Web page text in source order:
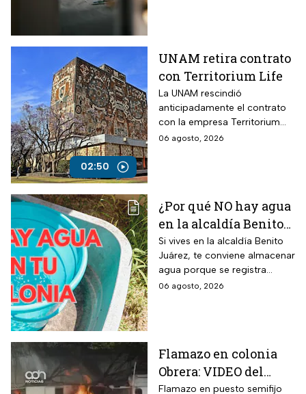
02:50
UNAM retira contrato
con Territorium Life
La UNAM rescindió
anticipadamente el contrato
con la empresa Territorium
Life, encargada del examen
06 agosto, 2026
¿Por qué NO hay agua
en la alcaldía Benito
Juárez? Lista de
colonias afectadas
hasta el viernes
Si vives en la alcaldía Benito
Juárez, te conviene almacenar
agua porque se registra
suspensión del suministro por
06 agosto, 2026
Flamazo en colonia
Obrera: VIDEO del
siniestro en puesto
Flamazo en puesto semifijo